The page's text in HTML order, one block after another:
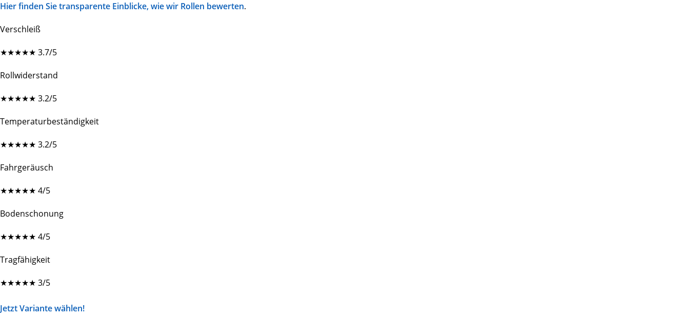
Hier finden Sie transparente Einblicke, wie wir Rollen bewerten.
Verschleiß
★★★★★ 3.7/5
Rollwiderstand
★★★★★ 3.2/5
Temperaturbeständigkeit
★★★★★ 3.2/5
Fahrgeräusch
★★★★★ 4/5
Bodenschonung
★★★★★ 4/5
Tragfähigkeit
★★★★★ 3/5
Jetzt Variante wählen!